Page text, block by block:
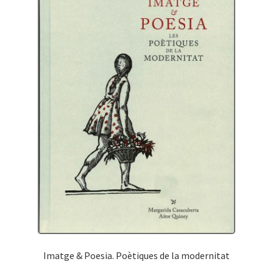
Imatge & Poesia. Poètiques de la modernitat